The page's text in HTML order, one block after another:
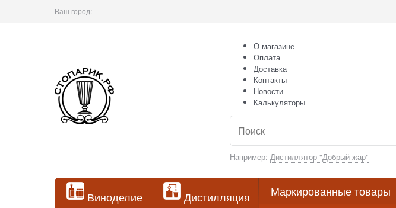
Ваш город:
О магазине
Оплата
Доставка
Контакты
Новости
Калькуляторы
Например: Дистиллятор "Добрый жар"
Виноделие Дистилляция Маркированные товары